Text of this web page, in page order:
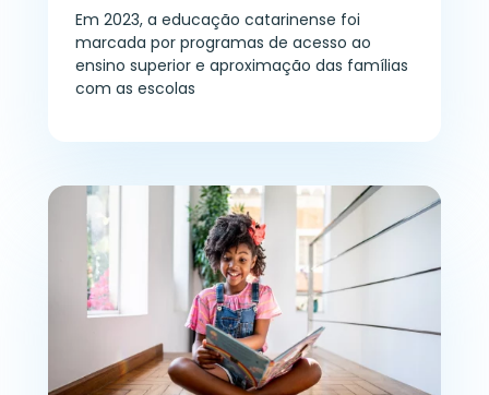
Em 2023, a educação catarinense foi
marcada por programas de acesso ao
ensino superior e aproximação das famílias
com as escolas